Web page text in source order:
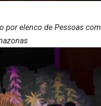
por elenco de Pessoas com